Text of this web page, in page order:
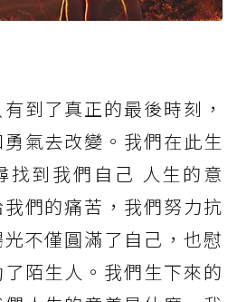
到了真正的最後時刻，
氣去改變。我們在此生
找到我們自己 人生的意
們的痛苦，我們努力抗
不僅圓滿了自己，也慰
陌生人。我們生下來的